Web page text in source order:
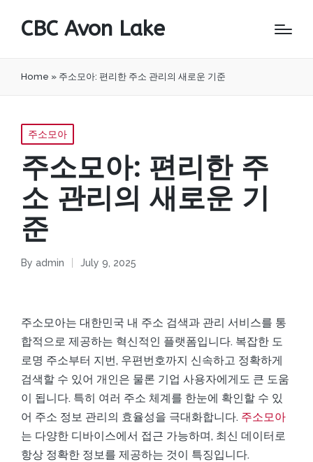
CBC Avon Lake
Home » 주소모아: 편리한 주소 관리의 새로운 기준
Posted
in
주소모아
주소모아: 편리한 주
소 관리의 새로운 기
준
Posted
By admin July 9, 2025
주소모아는 대한민국 내 주소 검색과 관리 서비스를 통
합적으로 제공하는 혁신적인 플랫폼입니다. 복잡한 도
로명 주소부터 지번, 우편번호까지 신속하고 정확하게
검색할 수 있어 개인은 물론 기업 사용자에게도 큰 도움
이 됩니다. 특히 여러 주소 체계를 한눈에 확인할 수 있
어 주소 정보 관리의 효율성을 극대화합니다. 주소모아
는 다양한 디바이스에서 접근 가능하며, 최신 데이터로
항상 정확한 정보를 제공하는 것이 특징입니다.